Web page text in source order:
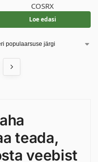
COSRX
Loe edasi
teada,
veebist